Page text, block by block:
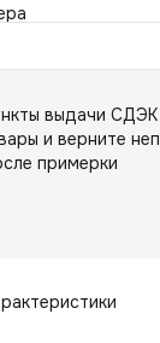
выдачи СДЭК
и верните
примерки